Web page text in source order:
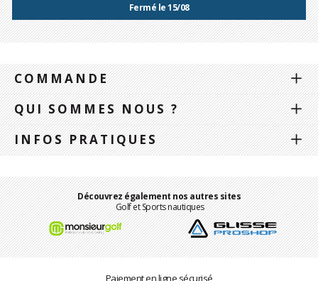
Fermé le 15/08
COMMANDE
QUI SOMMES NOUS ?
INFOS PRATIQUES
Découvrez également nos autres sites
Golf et Sports nautiques
Paiement en ligne sécurisé